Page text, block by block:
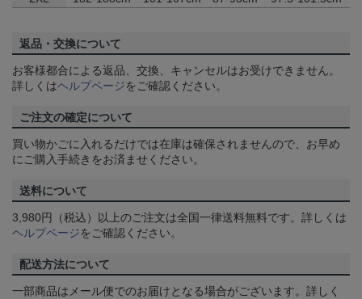
返品・交換について
お客様都合による返品、交換、キャンセルはお受けできません。
詳しくはヘルプページをご確認ください。
ご注文の確定について
買い物かごに入れるだけでは在庫は確保されませんので、お早め
にご購入手続きをお済ませください。
送料について
3,980円（税込）以上のご注文は全国一律送料無料です。詳しくは
ヘルプページをご確認ください。
配送方法について
一部商品はメール便でのお届けとなる場合がございます。詳しく